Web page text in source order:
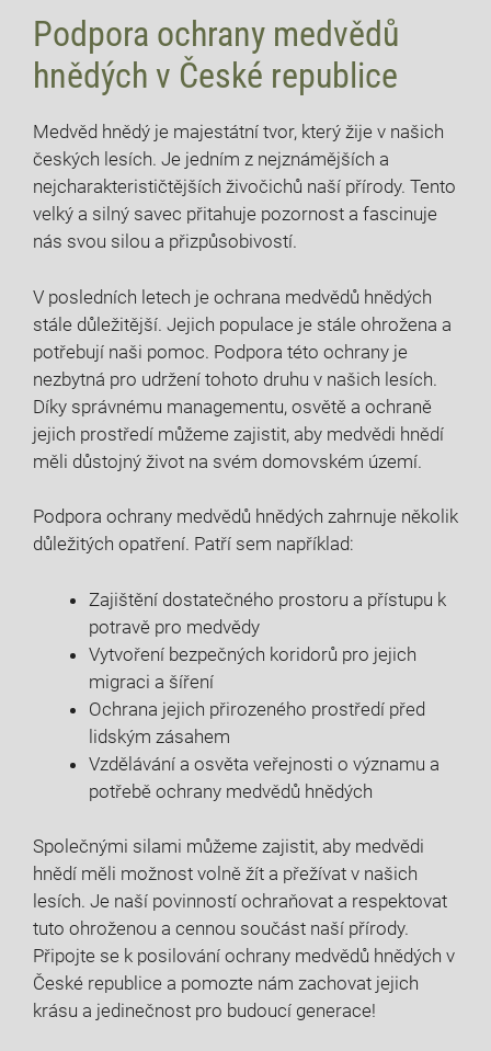
Podpora ochrany medvědů
hnědých v České republice
Medvěd hnědý je majestátní tvor, který žije v našich
českých lesích. Je jedním z nejznámějších a
nejcharakterističtějších živočichů naší přírody. Tento
velký a silný savec přitahuje pozornost a fascinuje
nás svou silou a přizpůsobivostí.
V posledních letech je ochrana medvědů hnědých
stále důležitější. Jejich populace je stále ohrožena a
potřebují naši pomoc. Podpora této ochrany je
nezbytná pro udržení tohoto druhu v našich lesích.
Díky správnému managementu, osvětě a ochraně
jejich prostředí můžeme zajistit, aby medvědi hnědí
měli důstojný život na svém domovském území.
Podpora ochrany medvědů hnědých zahrnuje několik
důležitých opatření. Patří sem například:
Zajištění dostatečného prostoru a přístupu k
potravě pro medvědy
Vytvoření bezpečných koridorů pro jejich
migraci a šíření
Ochrana jejich přirozeného prostředí před
lidským zásahem
Vzdělávání a osvěta veřejnosti o významu a
potřebě ochrany medvědů hnědých
Společnými silami můžeme zajistit, aby medvědi
hnědí měli možnost volně žít a přežívat v našich
lesích. Je naší povinností ochraňovat a respektovat
tuto ohroženou a cennou součást naší přírody.
Připojte se k posilování ochrany medvědů hnědých v
České republice a pomozte nám zachovat jejich
krásu a jedinečnost pro budoucí generace!